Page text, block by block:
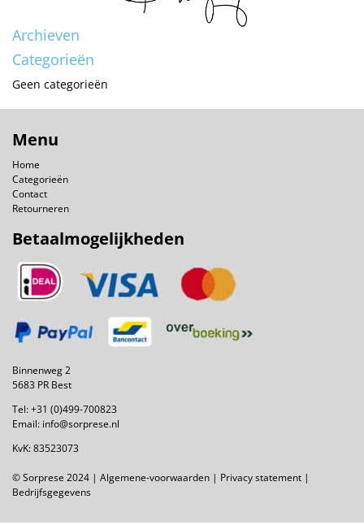
Archieven
Categorieën
Geen categorieën
Menu
Home
Categorieën
Contact
Retourneren
Betaalmogelijkheden
Binnenweg 2
5683 PR Best
Tel:+31 (0)499-700823
Email: info@sorprese.nl
KvK: 83523073
© Sorprese 2024 | Algemene-voorwaarden | Privacy statement |
Bedrijfsgegevens